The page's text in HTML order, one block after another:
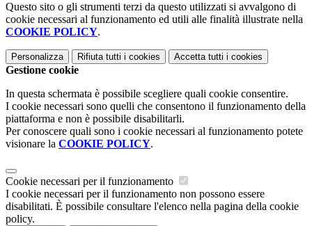
Questo sito o gli strumenti terzi da questo utilizzati si avvalgono di
cookie necessari al funzionamento ed utili alle finalità illustrate nella
COOKIE POLICY.
Personalizza Rifiuta tutti i cookies Accetta tutti i cookies
Gestione cookie
In questa schermata è possibile scegliere quali cookie consentire.
I cookie necessari sono quelli che consentono il funzionamento della
piattaforma e non è possibile disabilitarli.
Per conoscere quali sono i cookie necessari al funzionamento potete
visionare la COOKIE POLICY.
Cookie necessari per il funzionamento
I cookie necessari per il funzionamento non possono essere
disabilitati. È possibile consultare l'elenco nella pagina della cookie
policy.